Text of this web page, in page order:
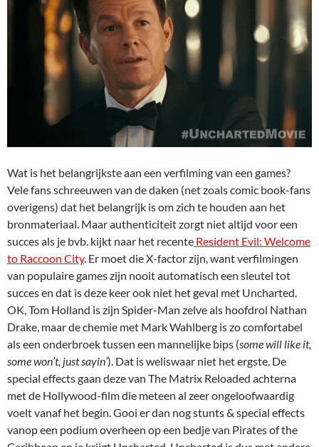
Wat is het belangrijkste aan een verfilming van een games?
Vele fans schreeuwen van de daken (net zoals comic book-fans
overigens) dat het belangrijk is om zich te houden aan het
bronmateriaal. Maar authenticiteit zorgt niet altijd voor een
succes als je bvb. kijkt naar het recente Resident Evil: Welcome
to Raccoon City. Er moet die X-factor zijn, want verfilmingen
van populaire games zijn nooit automatisch een sleutel tot
succes en dat is deze keer ook niet het geval met Uncharted.
OK, Tom Holland is zijn Spider-Man zelve als hoofdrol Nathan
Drake, maar de chemie met Mark Wahlberg is zo comfortabel
als een onderbroek tussen een mannelijke bips (some will like it,
some won’t, just sayin’). Dat is weliswaar niet het ergste. De
special effects gaan deze van The Matrix Reloaded achterna
met de Hollywood-film die meteen al zeer ongeloofwaardig
voelt vanaf het begin. Gooi er dan nog stunts & special effects
vanop een podium overheen op een bedje van Pirates of the